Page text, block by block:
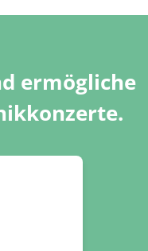
ermögliche